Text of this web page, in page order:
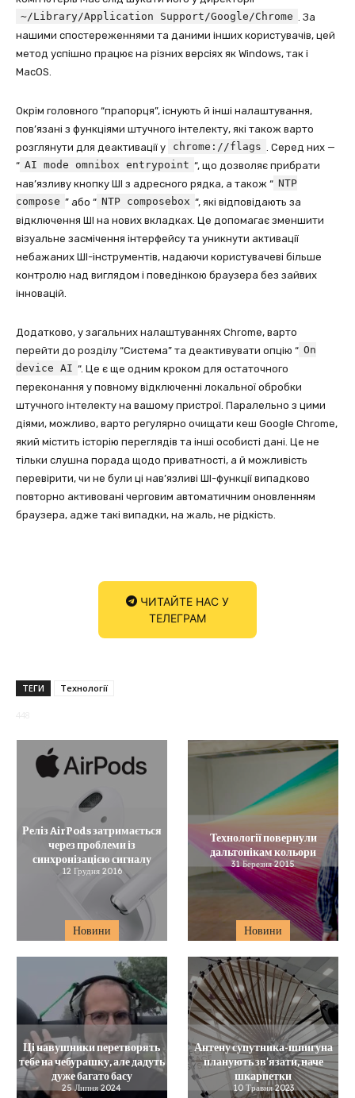
~/Library/Application Support/Google/Chrome . За
нашими спостереженнями та даними інших користувачів, цей
метод успішно працює на різних версіях як Windows, так і
MacOS.
Окрім головного “прапорця”, існують й інші налаштування,
пов’язані з функціями штучного інтелекту, які також варто
розглянути для деактивації у
chrome://flags . Серед них —
“ AI mode omnibox entrypoint “, що дозволяє прибрати
нав’язливу кнопку ШІ з адресного рядка, а також “ NTP
compose ” або “ NTP composebox “, які відповідають за
відключення ШІ на нових вкладках. Це допомагає зменшити
візуальне засмічення інтерфейсу та уникнути активації
небажаних ШІ-інструментів, надаючи користувачеві більше
контролю над виглядом і поведінкою браузера без зайвих
інновацій.
Додатково, у загальних налаштуваннях Chrome, варто
перейти до розділу “Система” та деактивувати опцію “ On
device AI “. Це є ще одним кроком для остаточного
переконання у повному відключенні локальної обробки
штучного інтелекту на вашому пристрої. Паралельно з цими
діями, можливо, варто регулярно очищати кеш Google Chrome,
який містить історію переглядів та інші особисті дані. Це не
тільки слушна порада щодо приватності, а й можливість
перевірити, чи не були ці нав’язливі ШІ-функції випадково
повторно активовані черговим автоматичним оновленням
браузера, адже такі випадки, на жаль, не рідкість.
ЧИТАЙТЕ НАС У
ТЕЛЕГРАМ
ТЕГИ Технології
Новини
Реліз AirPods затримається
через проблеми із
синхронізацією сигналу
12 Грудня 2016
Новини
Технології повернули
дальтонікам кольори
31 Березня 2015
Ці навушники перетворять
тебе на чебурашку, але дадуть
дуже багато басу
25 Липня 2024
Антену супутника-шпигуна
планують зв’язати, наче
шкарпетки
10 Травня 2023